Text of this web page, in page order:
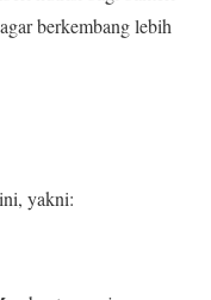
berkembang lebih
yakni: